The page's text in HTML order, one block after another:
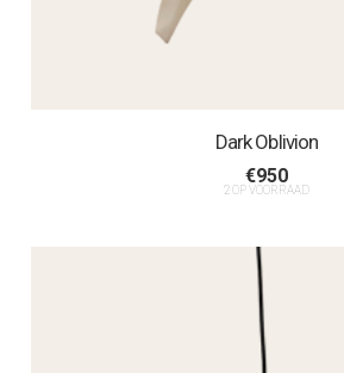
Dark Oblivion
€950
2 OP VOORRAAD